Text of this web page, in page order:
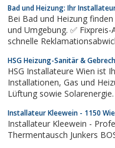
Bad und Heizung: Ihr
Bei Bad und Heizung
und Umgebung. ✅
schnelle
HSG Heizung-Sanitär &
HSG Installateure Wien ist
Installationen, Gas und Heizung, Bad und Sanitär, Klima und
Lüftung sowie Solarenergie.
Installateur Kleewein - 1150
Installateur Kleewein -
Thermentausch Junkers